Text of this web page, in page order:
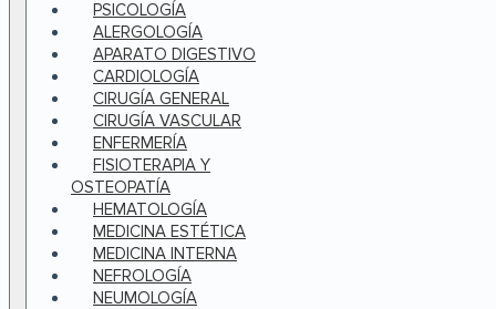
PSICOLOGÍA
ALERGOLOGÍA
APARATO DIGESTIVO
CARDIOLOGÍA
CIRUGÍA GENERAL
CIRUGÍA VASCULAR
ENFERMERÍA
FISIOTERAPIA Y
OSTEOPATÍA
HEMATOLOGÍA
MEDICINA ESTÉTICA
MEDICINA INTERNA
NEFROLOGÍA
NEUMOLOGÍA